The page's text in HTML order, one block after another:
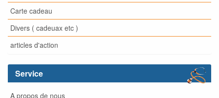
Carte cadeau
Divers ( cadeuax etc )
articles d'action
Service
A propos de nous